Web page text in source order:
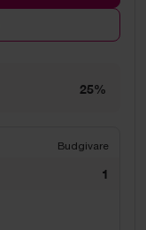
25%
Budgivare
1